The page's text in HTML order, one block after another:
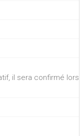
il sera confirmé